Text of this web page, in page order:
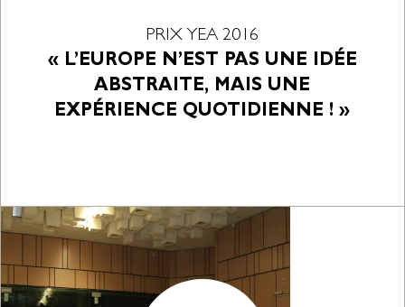
PRIX YEA 2016
« L’EUROPE N’EST PAS UNE IDÉE
ABSTRAITE, MAIS UNE
EXPÉRIENCE QUOTIDIENNE ! »